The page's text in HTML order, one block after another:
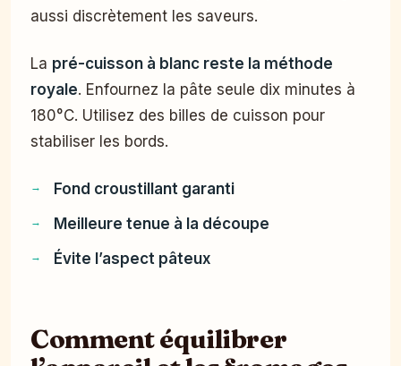
aussi discrètement les saveurs.
La pré-cuisson à blanc reste la méthode
royale. Enfournez la pâte seule dix minutes à
180°C. Utilisez des billes de cuisson pour
stabiliser les bords.
Fond croustillant garanti
Meilleure tenue à la découpe
Évite l’aspect pâteux
Comment équilibrer